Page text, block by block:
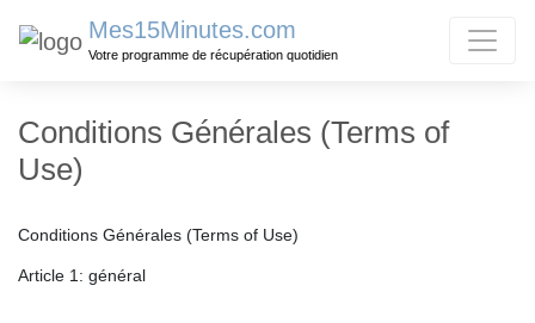
Mes15Minutes.com
Votre programme de récupération quotidien
Conditions Générales (Terms of
Use)
Conditions Générales (Terms of Use)
Article 1: général